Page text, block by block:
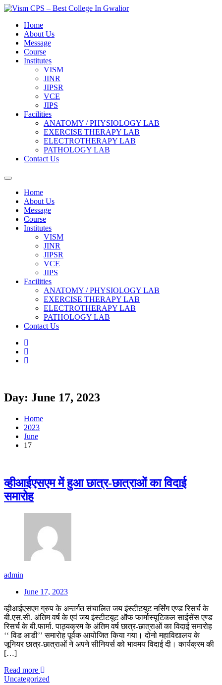
Skip
contentHome
About Us
Message
Course
Institutes
VISM
JINR
JIPSR
VCE
JIPS
Facilities
ANATOMY / PHYSIOLOGY LAB
EXERCISE THERAPY LAB
ELECTROTHERAPY LAB
PATHOLOGY LAB
Contact Us
Home
About Us
Message
Course
Institutes
VISM
JINR
JIPSR
VCE
JIPS
Facilities
ANATOMY / PHYSIOLOGY LAB
EXERCISE THERAPY LAB
ELECTROTHERAPY LAB
PATHOLOGY LAB
Contact Us
Day: June 17, 2023
Home
2023
June
17
व्हीआईएसएम में हुआ छात्र-छात्राओं का विदाई
समारोह
admin
June 17, 2023
व्हीआईएसएम ग्रुप के अन्तर्गत संचालित जय इंस्टीटयूट नर्सिंग एण्ड रिसर्च के
बी.एस.सी. अंतिम वर्ष के एवं जय इंस्टीटयूट ऑफ फार्मास्यूटिकल साईसेंस एण्ड
रिसर्च के बी.फार्मा. पाठ्यक्रम के अंतिम वर्ष छात्र-छात्राओं का विदाई समारोह
‘‘ विड आडी’’ समारोह पूर्वक आयोजित किया गया। दोनो महाविद्यालय के
जूनियर छात्र-छात्राओं ने अपने सीनियर्स को भावमय विदाई दी। कार्यक्रम की
[…]
Read more
Uncategorized